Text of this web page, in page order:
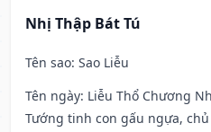
Nhị Thập Bát Tú
Tên sao: Sao Liễu
Tên ngày: Liễu Thổ Chương
Tướng tinh con gấu ngựa,